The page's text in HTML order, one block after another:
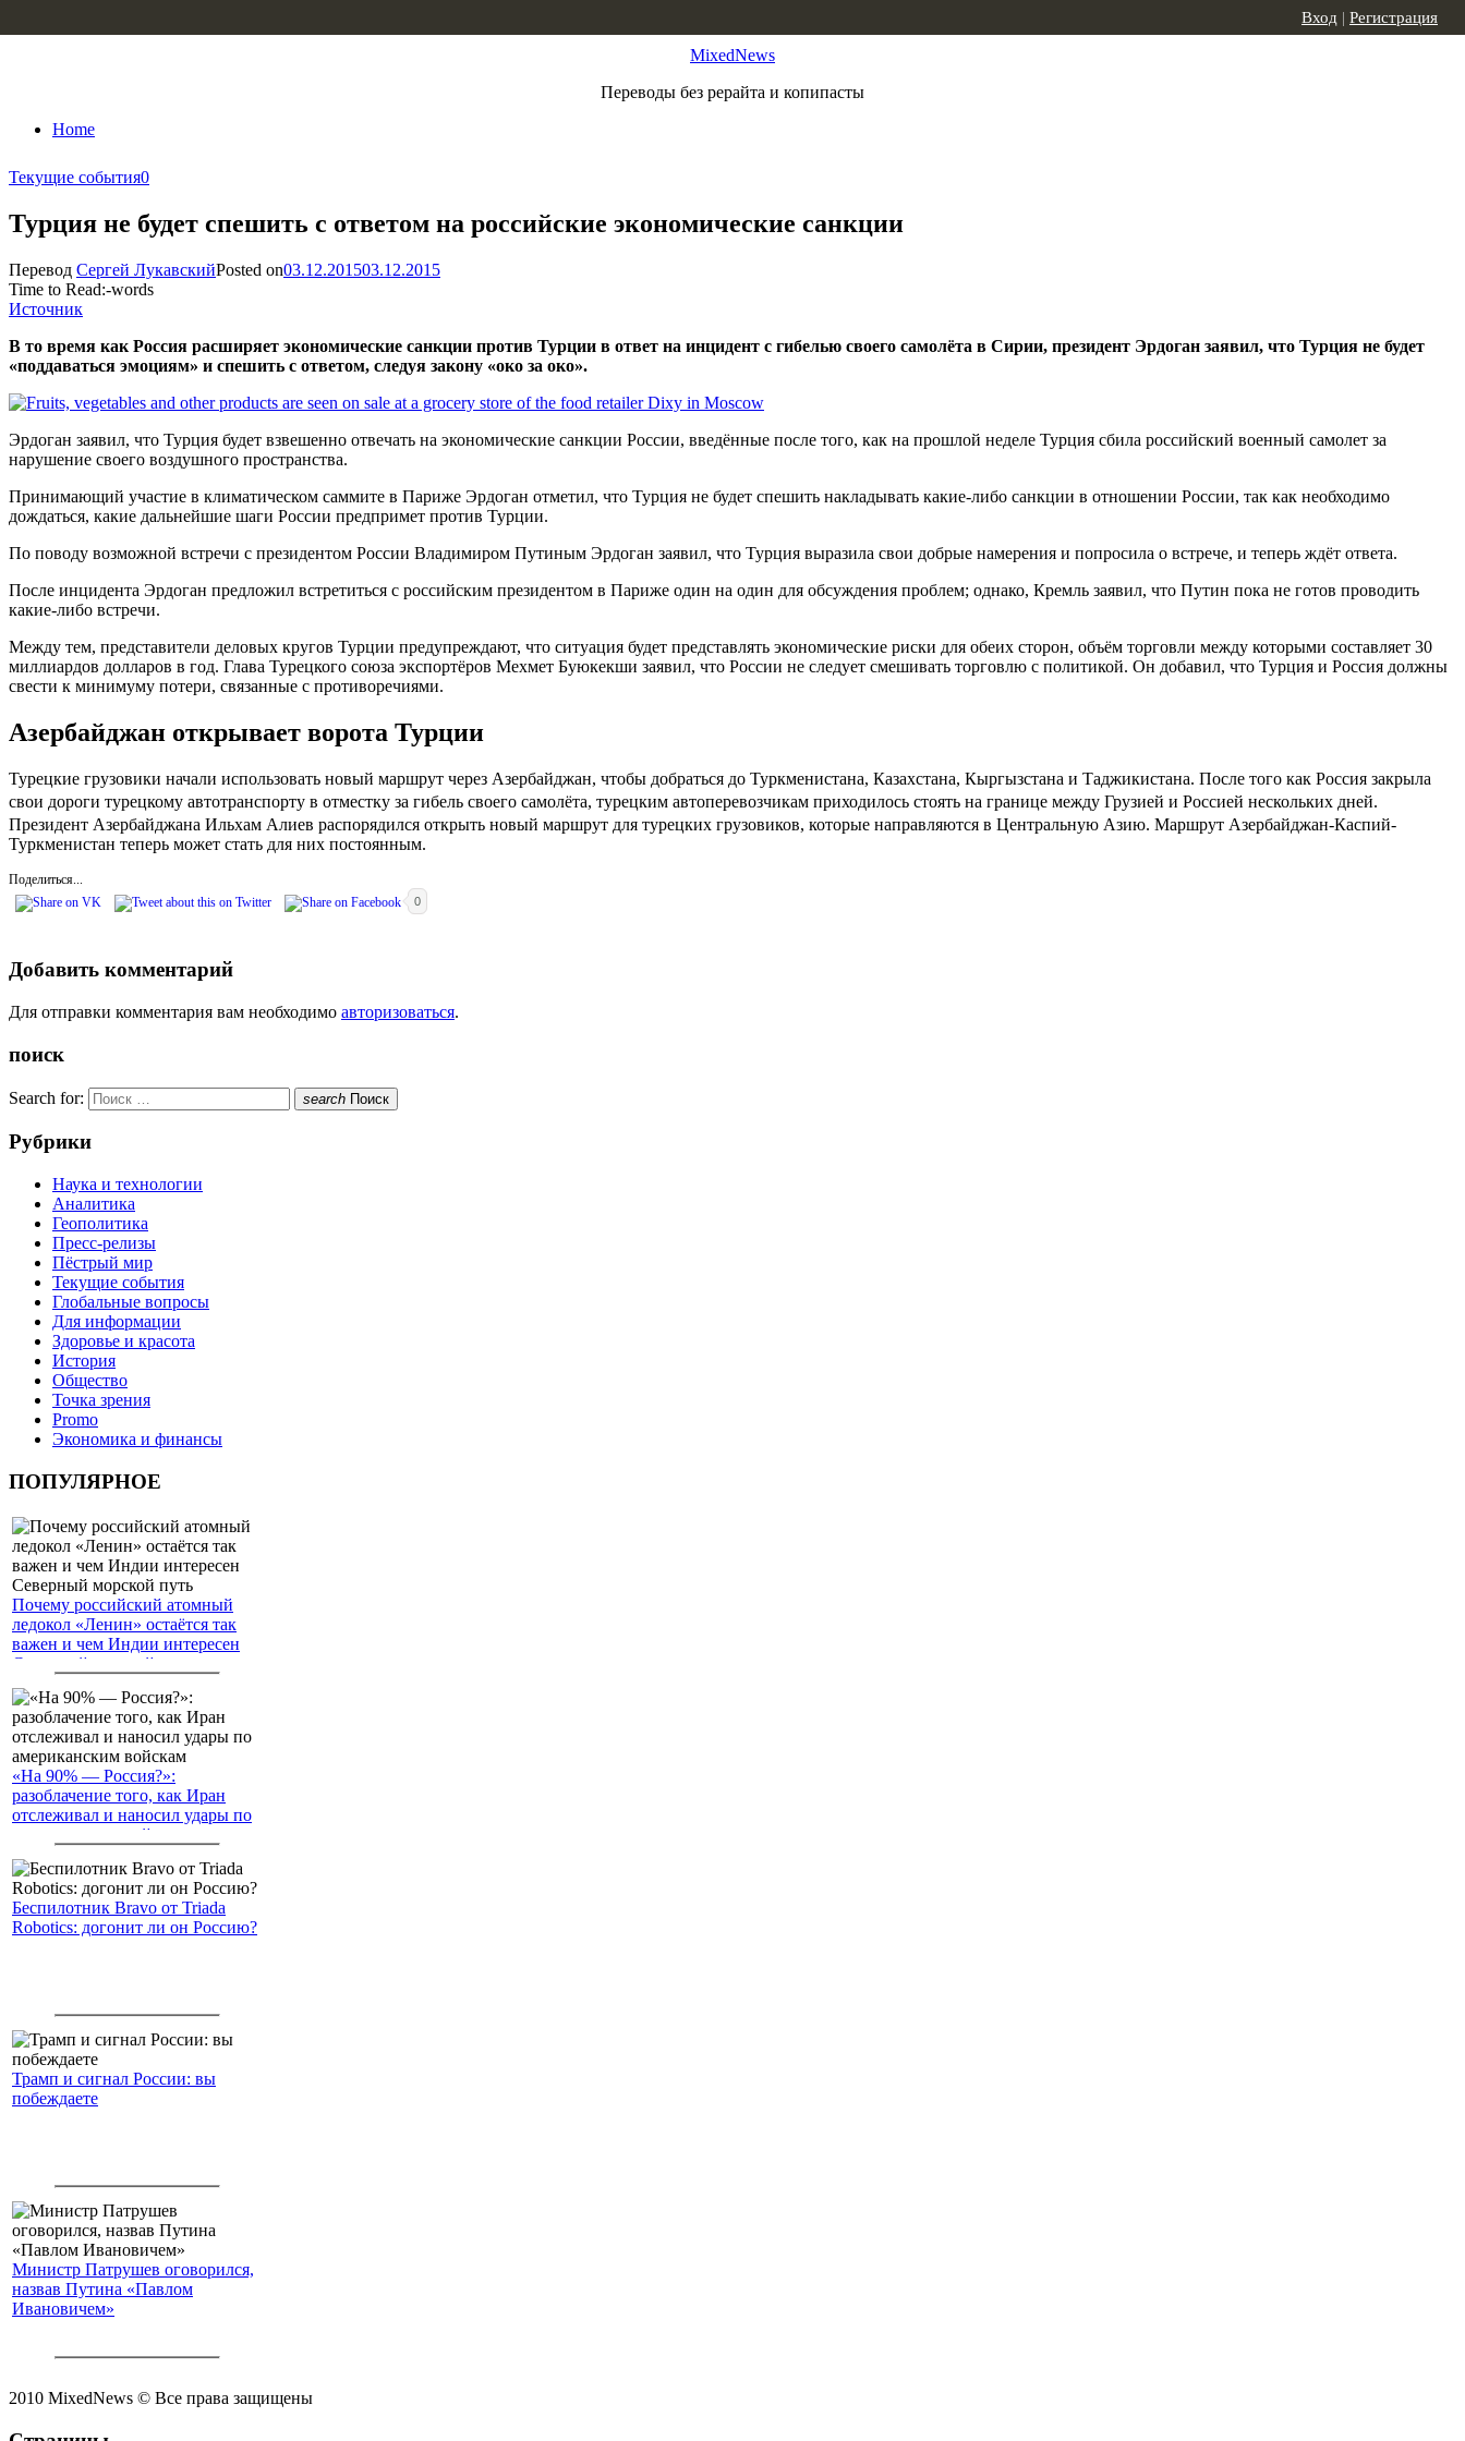
MixedNews
Переводы без рерайта и копипасты
Home
Вход | Регистрация
Текущие события0
Турция не будет спешить с ответом на российские экономические санкции
Перевод Сергей ЛукавскийPosted on03.12.201503.12.2015
Time to Read:-words
Источник
В то время как Россия расширяет экономические санкции против Турции в ответ на инцидент с гибелью своего самолёта в Сирии, президент Эрдоган заявил, что Турция не будет
«поддаваться эмоциям» и спешить с ответом, следуя закону «око за око».
Эрдоган заявил, что Турция будет взвешенно отвечать на экономические санкции России, введённые после того, как на прошлой неделе Турция сбила российский военный самолет за
нарушение своего воздушного пространства.
Принимающий участие в климатическом саммите в Париже Эрдоган отметил, что Турция не будет спешить накладывать какие-либо санкции в отношении России, так как необходимо
дождаться, какие дальнейшие шаги России предпримет против Турции.
По поводу возможной встречи с президентом России Владимиром Путиным Эрдоган заявил, что Турция выразила свои добрые намерения и попросила о встрече, и теперь ждёт ответа.
После инцидента Эрдоган предложил встретиться с российским президентом в Париже один на один для обсуждения проблем; однако, Кремль заявил, что Путин пока не готов проводить
какие-либо встречи.
Между тем, представители деловых кругов Турции предупреждают, что ситуация будет представлять экономические риски для обеих сторон, объём торговли между которыми составляет 30
миллиардов долларов в год. Глава Турецкого союза экспортёров Мехмет Буюкекши заявил, что России не следует смешивать торговлю с политикой. Он добавил, что Турция и Россия должны
свести к минимуму потери, связанные с противоречиями.
Азербайджан открывает ворота Турции
Турецкие грузовики начали использовать новый маршрут через Азербайджан, чтобы добраться до Туркменистана, Казахстана, Кыргызстана и Таджикистана. После того как Россия закрыла
свои дороги турецкому автотранспорту в отместку за гибель своего самолёта, турецким автоперевозчикам приходилось стоять на границе между Грузией и Россией нескольких дней.
Президент Азербайджана Ильхам Алиев распорядился открыть новый маршрут для турецких грузовиков, которые направляются в Центральную Азию. Маршрут Азербайджан-Каспий-
Туркменистан теперь может стать для них постоянным.
Поделиться...
0
Добавить комментарий
Для отправки комментария вам необходимо авторизоваться.
поиск
Search for: search Поиск
Рубрики
Наука и технологии
Аналитика
Геополитика
Пресс-релизы
Пёстрый мир
Текущие события
Глобальные вопросы
Для информации
Здоровье и красота
История
Общество
Точка зрения
Promo
Экономика и финансы
ПОПУЛЯРНОЕ
Почему российский атомный
ледокол «Ленин» остаётся так
важен и чем Индии интересен
Северный морской путь
«На 90% — Россия?»:
разоблачение того, как Иран
отслеживал и наносил удары по
американским войскам
Беспилотник Bravo от Triada
Robotics: догонит ли он Россию?
Трамп и сигнал России: вы
побеждаете
Министр Патрушев оговорился,
назвав Путина «Павлом
Ивановичем»
2010 MixedNews © Все права защищены